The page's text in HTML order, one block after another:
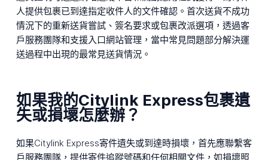
人提供包裹已到達指定收件人的文件確認。首次送貨不成功
情況下的重新送貨嘗試、簽名要求或包裹改派選項，透過客
戶服務團隊和支援入口網站管理，當中常見問題部分解決運
送過程中出現的最常見送貨情況。
如果我的Citylink Express包裹遺
失或損壞怎麼辦？
如果Citylink Express寄件遺失或到達時損壞，首先應聯繫客
戶服務團隊，提供寄件追蹤號碼和任何相關文件，如損壞照